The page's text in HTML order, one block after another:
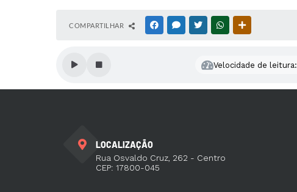
COMPARTILHAR FACEBOOKMESSENGER
TWITTERWHATSAPP
Velocidade de leitura:
LOCALIZAÇÃO
Rua Osvaldo Cruz, 262 - Centro
CEP: 17800-045